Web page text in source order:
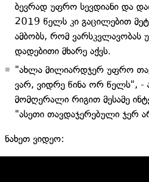
ბევრად უფრო სევდიანი და
2019 წელს კი გაცილებით
ამბობს, რომ ვარსკვლავობას
დადებითი მხარე აქვს.
"ახლა მილიარდჯერ უფრო
ვარ, ვიდრე წინა ორ წელს", -
მომღერალი რიგით მესამე
"ასეთი თავდაჯერებული ჯერ
ნახეთ ვიდეო: